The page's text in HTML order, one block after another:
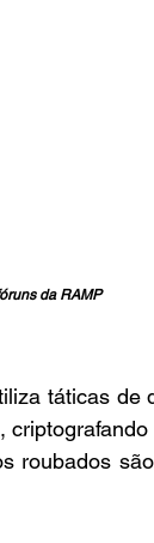
da RAMP
táticas de
roubados